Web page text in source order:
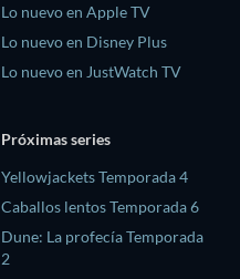
Lo nuevo en Apple TV
Lo nuevo en Disney Plus
Lo nuevo en JustWatch TV
Próximas series
Yellowjackets Temporada 4
Caballos lentos Temporada 6
Dune: La profecía Temporada
2